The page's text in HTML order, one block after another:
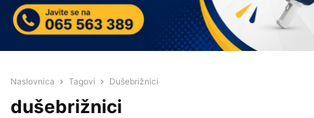
Naslovnica Tagovi Dušebrižnici
dušebrižnici